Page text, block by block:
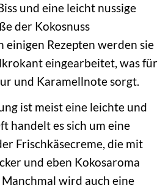
und eine leicht nussige
der Kokosnuss
einigen Rezepten werden sie
eingearbeitet, was für
und Karamellnote sorgt.
ist meist eine leichte und
handelt es sich um eine
Frischkäsecreme, die mit
und eben Kokosaroma
wird auch eine